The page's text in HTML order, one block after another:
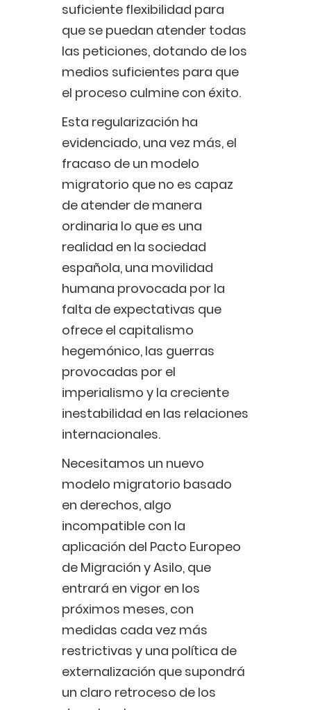
suficiente flexibilidad para
que se puedan atender todas
las peticiones, dotando de los
medios suficientes para que
el proceso culmine con éxito.
Esta regularización ha
evidenciado, una vez más, el
fracaso de un modelo
migratorio que no es capaz
de atender de manera
ordinaria lo que es una
realidad en la sociedad
española, una movilidad
humana provocada por la
falta de expectativas que
ofrece el capitalismo
hegemónico, las guerras
provocadas por el
imperialismo y la creciente
inestabilidad en las relaciones
internacionales.
Necesitamos un nuevo
modelo migratorio basado
en derechos, algo
incompatible con la
aplicación del Pacto Europeo
de Migración y Asilo, que
entrará en vigor en los
próximos meses, con
medidas cada vez más
restrictivas y una política de
externalización que supondrá
un claro retroceso de los